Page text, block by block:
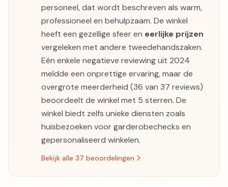
personeel, dat wordt beschreven als warm,
professioneel en behulpzaam. De winkel
heeft een gezellige sfeer en eerlijke prijzen
vergeleken met andere tweedehandszaken.
Eén enkele negatieve reviewing uit 2024
meldde een onprettige ervaring, maar de
overgrote meerderheid (36 van 37 reviews)
beoordeelt de winkel met 5 sterren. De
winkel biedt zelfs unieke diensten zoals
huisbezoeken voor garderobechecks en
gepersonaliseerd winkelen.
Bekijk alle 37 beoordelingen